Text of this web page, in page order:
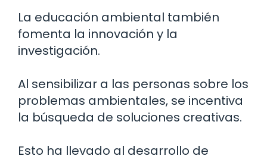
La educación ambiental también
fomenta la innovación y la
investigación.
Al sensibilizar a las personas sobre los
problemas ambientales, se incentiva
la búsqueda de soluciones creativas.
Esto ha llevado al desarrollo de